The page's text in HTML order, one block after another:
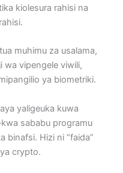
kiolesura rahisi na
muhimu za usalama,
wa vipengele viwili,
ya biometriki.
yaligeuka kuwa
sababu programu
binafsi. Hizi ni “faida”
crypto.